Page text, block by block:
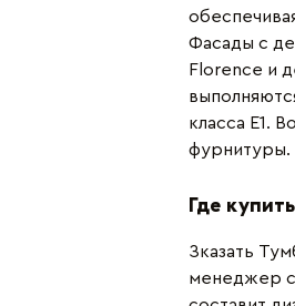
Фасады с
Florence и
класса Е1.
фурнитуры.
Где
Зказать
менеджер